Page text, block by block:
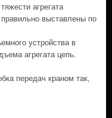
агрегата
выставлены по
устройства в
агрегата цепь.
передач краном так,